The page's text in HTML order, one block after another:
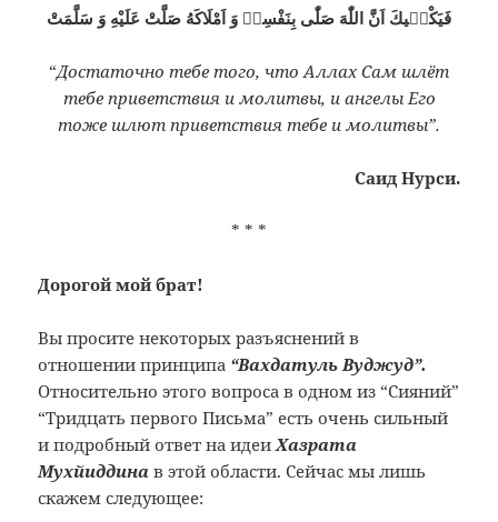
فَيَكْفٖيكَ اَنَّ اللّٰهَ صَلّٰى بِنَفْسِهٖ وَ اَمْلَاكَهُ صَلَّتْ عَلَيْهِ وَ سَلَّمَتْ
“Достаточно тебе того, что Аллах Сам шлёт
тебе приветствия и молитвы, и ангелы Его
тоже шлют приветствия тебе и молитвы”.
Саид Нурси.
* * *
Дорогой мой брат!
Вы просите некоторых разъяснений в
отношении принципа “Вахдатуль Вуджуд”.
Относительно этого вопроса в одном из “Сияний”
“Тридцать первого Письма” есть очень сильный
и подробный ответ на идеиХазрата
Мухйиддина в этой области. Сейчас мы лишь
скажем следующее: